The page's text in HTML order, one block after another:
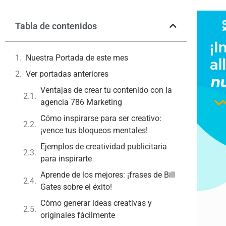
Tabla de contenidos
Nuestra Portada de este mes
Ver portadas anteriores
Ventajas de crear tu contenido con la
agencia 786 Marketing
Cómo inspirarse para ser creativo:
¡vence tus bloqueos mentales!
Ejemplos de creatividad publicitaria
para inspirarte
Aprende de los mejores: ¡frases de Bill
Gates sobre el éxito!
Cómo generar ideas creativas y
originales fácilmente